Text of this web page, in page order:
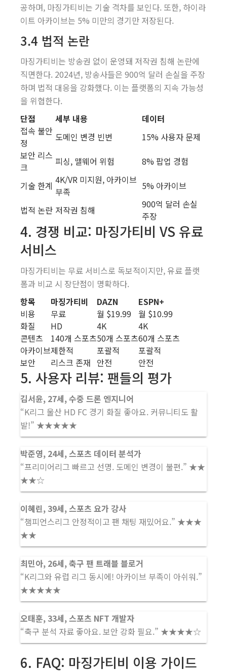
공하며, 마징가티비는 기술 격차를 보인다. 또한, 하이라
이트 아카이브는 5% 미만의 경기만 저장된다.
3.4 법적 논란
마징가티비는 방송권 없이 운영돼 저작권 침해 논란에
직면한다. 2024년, 방송사들은 900억 달러 손실을 주장
하며 법적 대응을 강화했다. 이는 플랫폼의 지속 가능성
을 위협한다.
단점
세부 내용
데이터
접속 불안
정
도메인 변경 빈번
15% 사용자 문제
보안 리스
크
피싱, 맬웨어 위험
8% 팝업 경험
기술 한계 4K/VR 미지원, 아카이브
부족
5% 아카이브
법적 논란 저작권 침해
900억 달러 손실
주장
4. 경쟁 비교: 마징가티비 VS 유료
서비스
마징가티비는 무료 서비스로 독보적이지만, 유료 플랫
폼과 비교 시 장단점이 명확하다.
항목
마징가티비 DAZN
ESPN+
비용
무료 월 $19.99 월 $10.99
화질
HD 4K
4K
콘텐츠
140개 스포츠50개 스포츠60개 스포츠
아카이브제한적 포괄적
포괄적
보안
리스크 존재 안전 안전
5. 사용자 리뷰: 팬들의 평가
김서윤, 27세, 수중 드론 엔지니어
“K리그 울산 HD FC 경기 화질 좋아요. 커뮤니티도 활
발!” ★★★★★
박준영, 24세, 스포츠 데이터 분석가
“프리미어리그 빠르고 선명. 도메인 변경이 불편.” ★★
★★☆
이혜린, 39세, 스포츠 요가 강사
“챔피언스리그 안정적이고 팬 채팅 재밌어요.” ★★★
★★
최민아, 26세, 축구 팬 트래블 블로거
“K리그와 유럽 리그 동시에! 아카이브 부족이 아쉬워.”
★★★★★
오태훈, 33세, 스포츠 NFT 개발자
“축구 분석 자료 좋아요. 보안 강화 필요.” ★★★★☆
6. FAQ: 마징가티비 이용 가이드